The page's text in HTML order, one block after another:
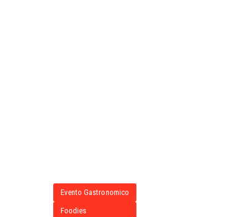
Evento Gastronomico
Foodies